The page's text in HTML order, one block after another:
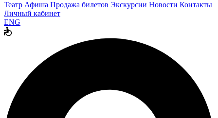
Театр Афиша Продажа билетов Экскурсии Новости Контакты
Личный кабинет
ENG